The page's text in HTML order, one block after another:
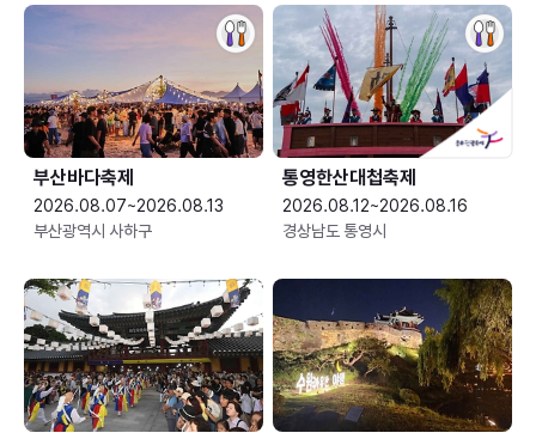
부산바다축제
2026.08.07~2026.08.13
부산광역시 사하구
통영한산대첩축제
2026.08.12~2026.08.16
경상남도 통영시